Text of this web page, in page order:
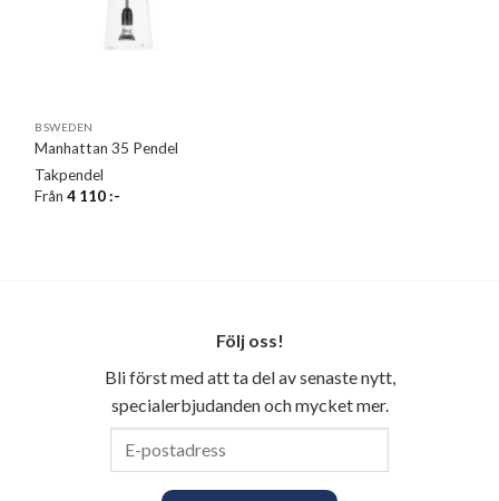
BSWEDEN
Manhattan 35 Pendel
Takpendel
Från4 110:-
Följ oss!
Bli först med att ta del av senaste nytt,
specialerbjudanden och mycket mer.